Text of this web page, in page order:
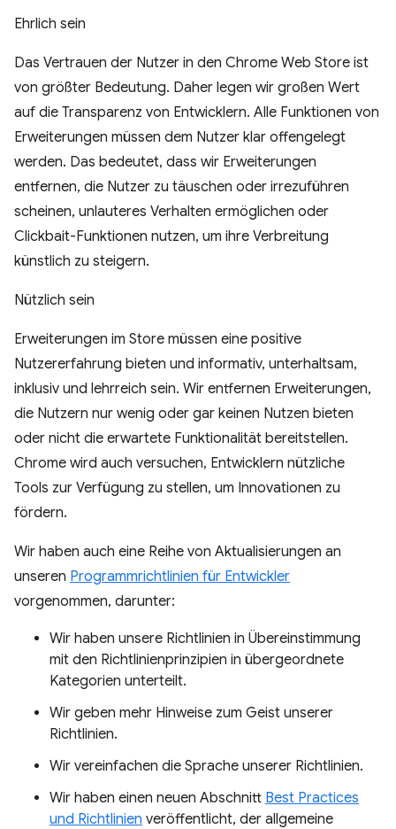
Ehrlich sein
Das Vertrauen der Nutzer in den Chrome Web Store ist
von größter Bedeutung. Daher legen wir großen Wert
auf die Transparenz von Entwicklern. Alle Funktionen von
Erweiterungen müssen dem Nutzer klar offengelegt
werden. Das bedeutet, dass wir Erweiterungen
entfernen, die Nutzer zu täuschen oder irrezuführen
scheinen, unlauteres Verhalten ermöglichen oder
Clickbait-Funktionen nutzen, um ihre Verbreitung
künstlich zu steigern.
Nützlich sein
Erweiterungen im Store müssen eine positive
Nutzererfahrung bieten und informativ, unterhaltsam,
inklusiv und lehrreich sein. Wir entfernen Erweiterungen,
die Nutzern nur wenig oder gar keinen Nutzen bieten
oder nicht die erwartete Funktionalität bereitstellen.
Chrome wird auch versuchen, Entwicklern nützliche
Tools zur Verfügung zu stellen, um Innovationen zu
fördern.
Wir haben auch eine Reihe von Aktualisierungen an
unseren Programmrichtlinien für Entwickler
vorgenommen, darunter:
Wir haben unsere Richtlinien in Übereinstimmung
mit den Richtlinienprinzipien in übergeordnete
Kategorien unterteilt.
Wir geben mehr Hinweise zum Geist unserer
Richtlinien.
Wir vereinfachen die Sprache unserer Richtlinien.
Wir haben einen neuen Abschnitt Best Practices
und Richtlinien veröffentlicht, der allgemeine